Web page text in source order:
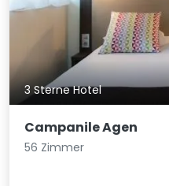
3 Sterne Hotel
Campanile Agen
56 Zimmer